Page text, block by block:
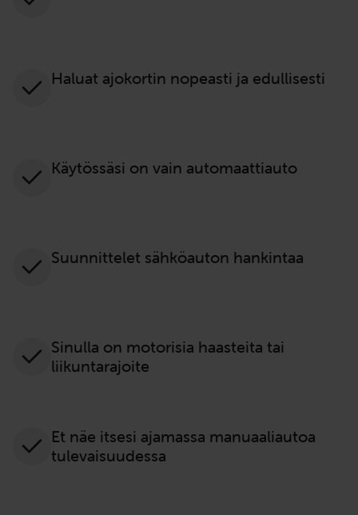
Haluat ajokortin nopeasti ja edullisesti
Käytössäsi on vain automaattiauto
Suunnittelet sähköauton hankintaa
Sinulla on motorisia haasteita tai
liikuntarajoite
Et näe itsesi ajamassa manuaaliautoa
tulevaisuudessa